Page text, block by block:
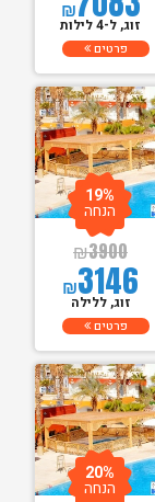
₪
זוג, ל-4 לילות
פרטים
₪3900
₪3146
19%
הנחה
זוג, ללילה
פרטים
20%
הנחה